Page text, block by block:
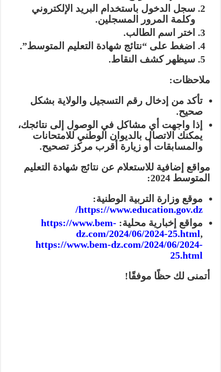
سجل الدخول باستخدام البريد الإلكتروني
وكلمة المرور المسجلين.
اختر اسم الطالب.
اضغط على “نتائج شهادة التعليم المتوسط”.
سيظهر كشف النقاط.
ملاحظات:
تأكد من إدخال رقم التسجيل والولاية بشكل
صحيح.
إذا واجهت أي مشاكل في الوصول إلى نتائجك،
يمكنك الاتصال بالديوان الوطني للامتحانات
والمسابقات أو زيارة أقرب مركز تصحيح.
مواقع إضافية للاستعلام عن نتائج شهادة التعليم
المتوسط 2024:
موقع وزارة التربية الوطنية:
https://www.education.gov.dz/
مواقع إخبارية محلية: https://www.bem-
dz.com/2024/06/2024-25.html,
https://www.bem-dz.com/2024/06/2024-
25.html
أتمنى لك حظًا موفقًا!